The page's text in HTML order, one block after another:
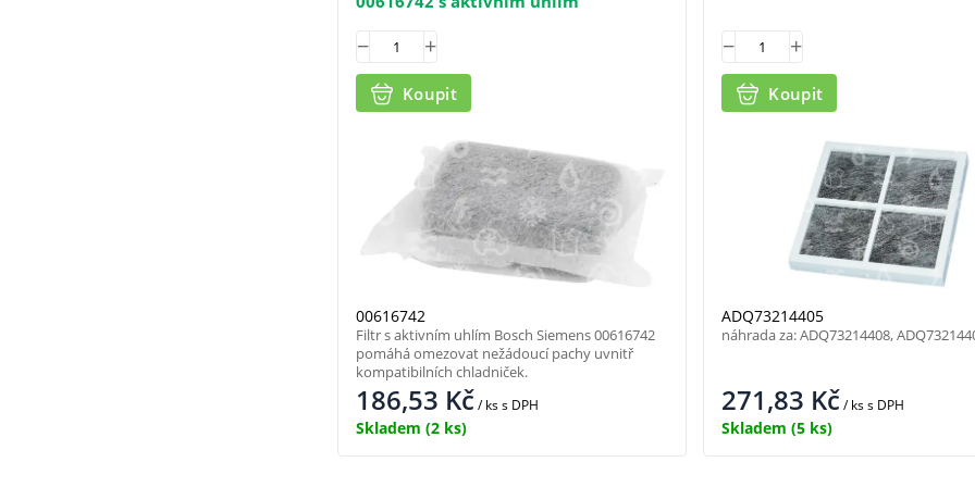
00616742
186,53 Kč/ kss DPH
Skladem (2 ks)
Koupit
Filtr s aktivním uhlím Bosch Siemens 00616742
pomáhá omezovat nežádoucí pachy uvnitř
kompatibilních chladniček.
ADQ73214405
271,83 Kč/ kss DPH
Skladem (5 ks)
Koupit
náhrada za: ADQ73214408,